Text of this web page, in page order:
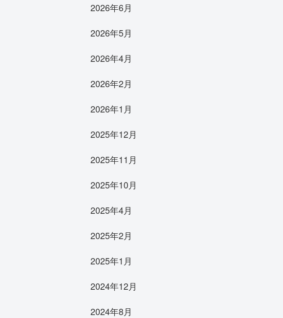
2026年6月
2026年5月
2026年4月
2026年2月
2026年1月
2025年12月
2025年11月
2025年10月
2025年4月
2025年2月
2025年1月
2024年12月
2024年8月